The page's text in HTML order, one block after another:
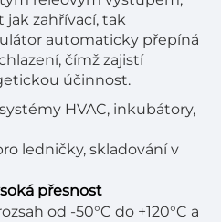
zahřívací, tak
automaticky přepíná
čímž zajistí
účinnost.
HVAC, inkubátory,
ledničky, skladování v
přesnost
od -50°C do +120°C a